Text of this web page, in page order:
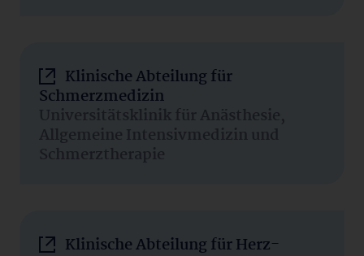
Klinische Abteilung für
Schmerzmedizin
Universitätsklinik für Anästhesie,
Allgemeine Intensivmedizin und
Schmerztherapie
Klinische Abteilung für Herz-